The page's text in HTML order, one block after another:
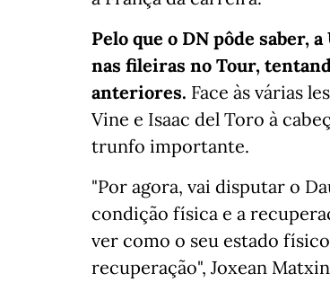
Pelo que o DN pôde saber,
nas fileiras no Tour,
anteriores. Face às várias
Vine e Isaac del Toro à
trunfo importante.
"Por agora, vai disputar o
condição física e a
ver como o seu estado
recuperação", Joxean